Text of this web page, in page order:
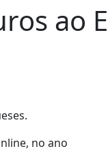
ao
no ano